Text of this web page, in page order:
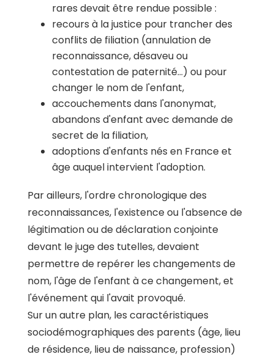
rares devait être rendue possible :
recours à la justice pour trancher des
conflits de filiation (annulation de
reconnaissance, désaveu ou
contestation de paternité…) ou pour
changer le nom de l'enfant,
accouchements dans l'anonymat,
abandons d'enfant avec demande de
secret de la filiation,
adoptions d'enfants nés en France et
âge auquel intervient l'adoption.
Par ailleurs, l'ordre chronologique des
reconnaissances, l'existence ou l'absence de
légitimation ou de déclaration conjointe
devant le juge des tutelles, devaient
permettre de repérer les changements de
nom, l'âge de l'enfant à ce changement, et
l'événement qui l'avait provoqué.
Sur un autre plan, les caractéristiques
sociodémographiques des parents (âge, lieu
de résidence, lieu de naissance, profession)